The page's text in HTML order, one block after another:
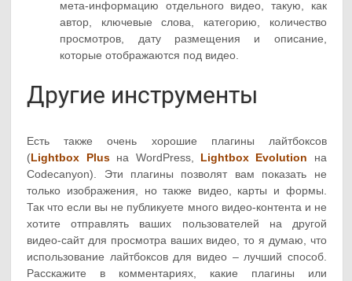
мета-информацию отдельного видео, такую, как
автор, ключевые слова, категорию, количество
просмотров, дату размещения и описание,
которые отображаются под видео.
Другие инструменты
Есть также очень хорошие плагины лайтбоксов
(Lightbox Plusна WordPress, Lightbox Evolution на
Codecanyon). Эти плагины позволят вам показать не
только изображения, но также видео, карты и формы.
Так что если вы не публикуете много видео-контента и не
хотите отправлять ваших пользователей на другой
видео-сайт для просмотра ваших видео, то я думаю, что
использование лайтбоксов для видео – лучший способ.
Расскажите в комментариях, какие плагины или